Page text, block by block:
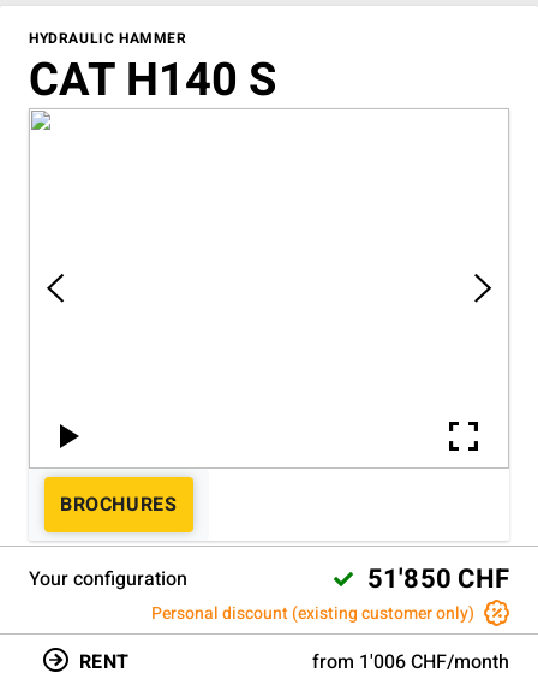
HYDRAULIC HAMMER
CAT H140 S
BROCHURES
Your configuration 51'850 CHF
Personal discount (existing customer only)
RENT
from 1'006 CHF/month